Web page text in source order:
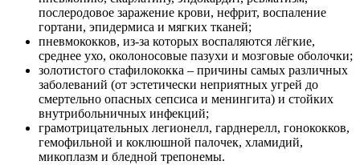
послеродовое заражение крови, нефрит, воспаление
гортани, эпидермиса и мягких тканей;
пневмококков, из-за которых воспаляются лёгкие,
среднее ухо, околоносовые пазухи и мозговые оболочки;
золотистого стафилококка – причины самых различных
заболеваний (от эстетически неприятных угрей до
смертельно опасных сепсиса и менингита) и стойких
внутрибольничных инфекций;
грамотрицательных легионелл, гарднерелл, гонококков,
гемофильной и коклюшной палочек, хламидий,
микоплазм и бледной трепонемы.